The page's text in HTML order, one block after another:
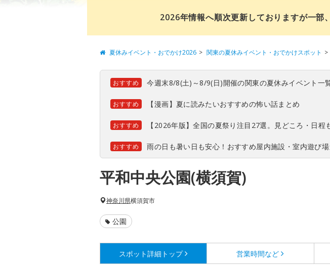
2026年情報へ順次更新しておりますが一部
夏休みイベント・おでかけ2026 関東の夏休みイベント・おでかけスポット
おすすめ 今週末8/8(土)～8/9(日)開催の関東の夏休みイベント一
おすすめ 【漫画】夏に読みたいおすすめの怖い話まとめ
おすすめ 【2026年版】全国の夏祭り注目27選。見どころ・日程
おすすめ 雨の日も暑い日も安心！おすすめ屋内施設・室内遊び場
平和中央公園(横須賀)
神奈川県横須賀市
公園
スポット詳細 トップ 営業時間など